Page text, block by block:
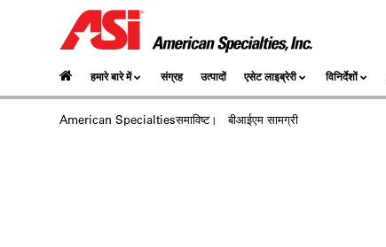
हमारे बारे में संग्रह उत्पादों एसेट लाइब्रेरी विनिर्देशों
American Specialtiesसमाविष्‍ट। बीआईएम सामग्री